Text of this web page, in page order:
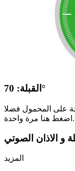
القبلة: 70°
على المحمول فضلا
اضغط هنا مرة واحدة.
المزيد